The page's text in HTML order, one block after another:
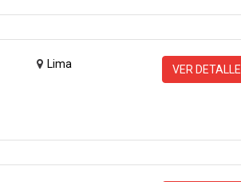
Lima VER DETALLE